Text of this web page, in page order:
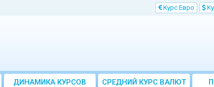
Kурс Евро
ДИНАМИКА КУРСОВ
CРЕДНИЙ КУРС ВАЛЮТ